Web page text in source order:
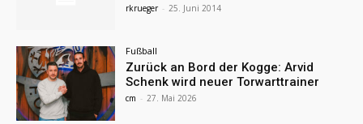
rkrueger - 25. Juni 2014
Fußball
Zurück an Bord der Kogge: Arvid
Schenk wird neuer Torwarttrainer
cm - 27. Mai 2026